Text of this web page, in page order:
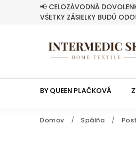
📢 CELOZÁVODNÁ
VŠETKY ZÁSIELKY BUDÚ
BY QUEEN PLAČKOVÁ
Domov / Spálňa /